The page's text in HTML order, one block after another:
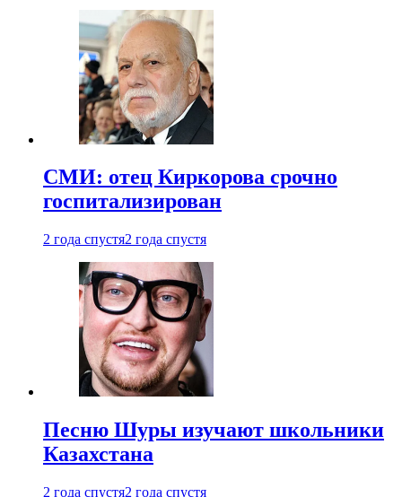
СМИ: отец Киркорова срочно
госпитализирован
2 года спустя2 года спустя
Песню Шуры изучают школьники
Казахстана
2 года спустя2 года спустя